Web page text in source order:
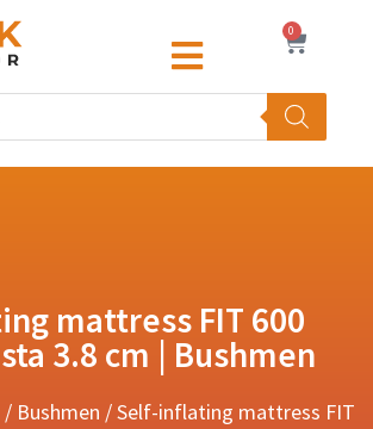
0
mattress FIT 600
3.8 cm | Bushmen
/ Bushmen / Self-inflating mattress FIT